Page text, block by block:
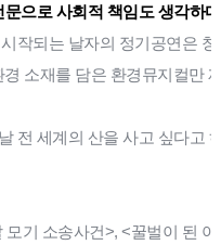
으로 사회적 책임도 생각하다
작되는 날자의 정기공연은
소재를 담은 환경뮤지컬만
전 세계의 산을 사고 싶다
모기 소송사건>, <꿀벌이 된